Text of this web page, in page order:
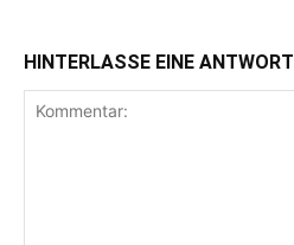
HINTERLASSE EINE ANTWORT